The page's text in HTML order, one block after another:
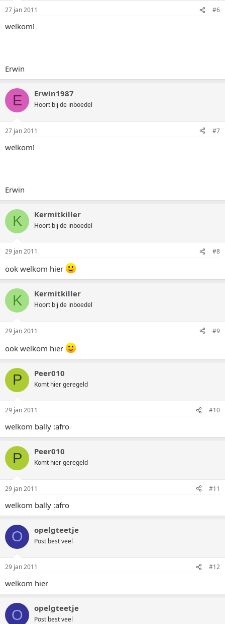
27 jan 2011 #6
welkom!
Erwin
E Erwin1987
Hoort bij de inboedel
27 jan 2011 #7
welkom!
Erwin
K Kermitkiller
Hoort bij de inboedel
29 jan 2011 #8
ook welkom hier
K Kermitkiller
Hoort bij de inboedel
29 jan 2011 #9
ook welkom hier
P Peer010
Komt hier geregeld
29 jan 2011 #10
welkom bally :afro
P Peer010
Komt hier geregeld
29 jan 2011 #11
welkom bally :afro
O opelgteetje
Post best veel
29 jan 2011 #12
welkom hier
O opelgteetje
Post best veel